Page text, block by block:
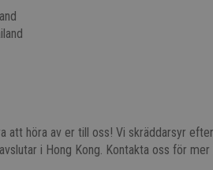
att höra av er till oss! Vi skräddarsyr
i Hong Kong. Kontakta oss för